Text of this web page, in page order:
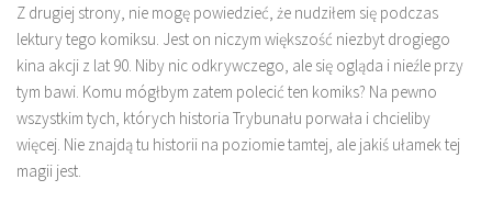
Z drugiej strony, nie mogę powiedzieć, że nudziłem się podczas
lektury tego komiksu. Jest on niczym większość niezbyt drogiego
kina akcji z lat 90. Niby nic odkrywczego, ale się ogląda i nieźle przy
tym bawi. Komu mógłbym zatem polecić ten komiks? Na pewno
wszystkim tych, których historia Trybunału porwała i chcieliby
więcej. Nie znajdą tu historii na poziomie tamtej, ale jakiś ułamek tej
magii jest.